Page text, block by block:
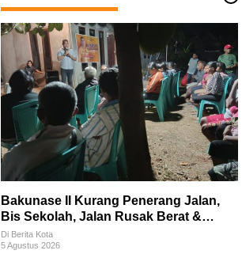
Bakunase II Kurang Penerang Jalan,
Bis Sekolah, Jalan Rusak Berat &
Susah Pupuk Subsidi
Di Berita Kota
5 Agustus 2026